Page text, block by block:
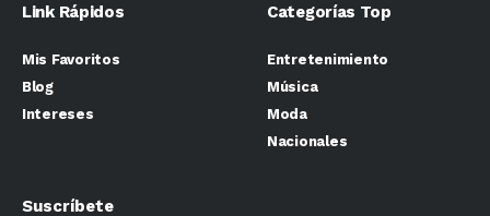
Link Rápidos
Mis Favoritos
Blog
Intereses
Categorías Top
Entretenimiento
Música
Moda
Nacionales
Suscríbete